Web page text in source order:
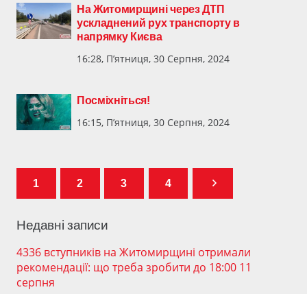
На Житомирщині через ДТП
ускладнений рух транспорту в
напрямку Києва
16:28, П’ятниця, 30 Серпня, 2024
Посміхніться!
16:15, П’ятниця, 30 Серпня, 2024
1 2 3 4
Недавні записи
4336 вступників на Житомирщині отримали
рекомендації: що треба зробити до 18:00 11
серпня